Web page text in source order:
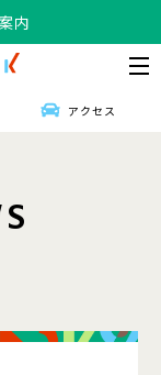
内
アクセス
S